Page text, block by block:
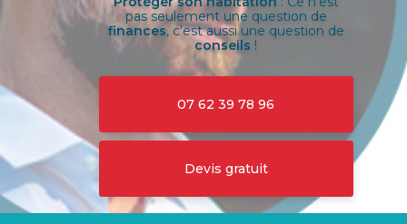
pas seulement une question de
finances, c'est aussi une question de
conseils !
07 62 39 78 96
Devis gratuit